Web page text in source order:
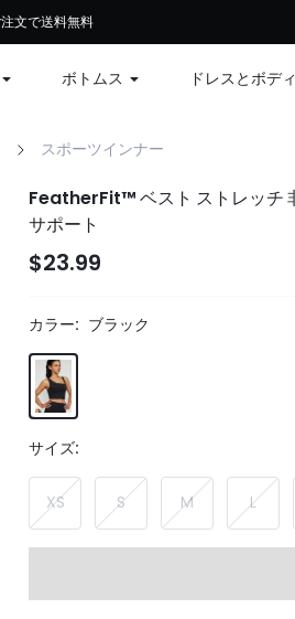
、99ドル以上で15%オフ | コード：GLOWNEW
文で送料無料
ボトムス ドレスとボデ
スポーツインナー
FeatherFit™ ベスト ストレッチ
サポート
$23.99
カラー: ブラック
サイズ:
XS S M L